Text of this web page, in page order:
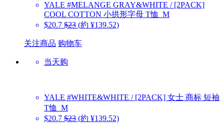
YALE #MELANGE GRAY&WHITE / [2PACK]
COOL COTTON 小拱形字母 T恤_M
$20.7 $23 (約 ¥139.52)
关注商品 购物车
当天购
YALE #WHITE&WHITE / [2PACK] 女士 商标 短袖
T恤_M
$20.7 $23 (約 ¥139.52)